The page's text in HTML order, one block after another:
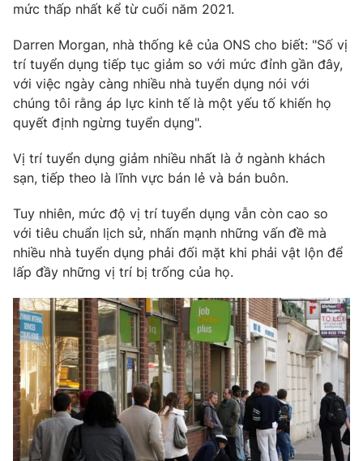
Photo Infographic
Video Shorts video
VTV Money VTV Thể thao
VTV Sức khoẻ Bất động sản
Thị trường 24h Tấm lòng Việt
VTV4 Vươn mình bằng AI
VTV9 VTV8
Liên hệ tòa soạn English
THỜI BÁO VTV
mức thấp nhất kể từ cuối năm 2021.
Darren Morgan, nhà thống kê của ONS cho biết: "Số vị
trí tuyển dụng tiếp tục giảm so với mức đỉnh gần đây,
với việc ngày càng nhiều nhà tuyển dụng nói với
chúng tôi rằng áp lực kinh tế là một yếu tố khiến họ
quyết định ngừng tuyển dụng".
Vị trí tuyển dụng giảm nhiều nhất là ở ngành khách
sạn, tiếp theo là lĩnh vực bán lẻ và bán buôn.
Tuy nhiên, mức độ vị trí tuyển dụng vẫn còn cao so
với tiêu chuẩn lịch sử, nhấn mạnh những vấn đề mà
nhiều nhà tuyển dụng phải đối mặt khi phải vật lộn để
lấp đầy những vị trí bị trống của họ.